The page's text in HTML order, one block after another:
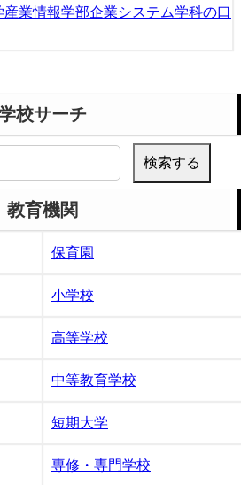
業情報学部企業システム学科の口
校サーチ
教育機関
保育園
小学校
高等学校
中等教育学校
短期大学
専修・専門学校